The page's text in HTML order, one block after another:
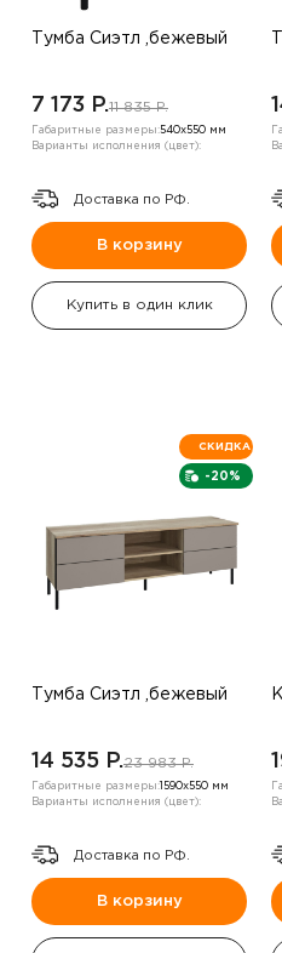
Тумба Сиэтл ,бежевый
7 173 P.11 835 P.
Габаритные размеры:540х550 мм
Варианты исполнения (цвет):
Доставка по РФ.
В корзину
Купить в один клик
-20%
СКИДКА
Тумба Сиэтл ,бежевый
14 535 P.23 983 P.
Габаритные размеры: 1590х550 мм
Варианты исполнения (цвет):
Доставка по РФ.
В корзину